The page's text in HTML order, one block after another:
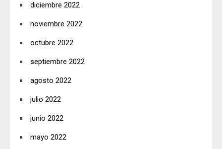
diciembre 2022
noviembre 2022
octubre 2022
septiembre 2022
agosto 2022
julio 2022
junio 2022
mayo 2022